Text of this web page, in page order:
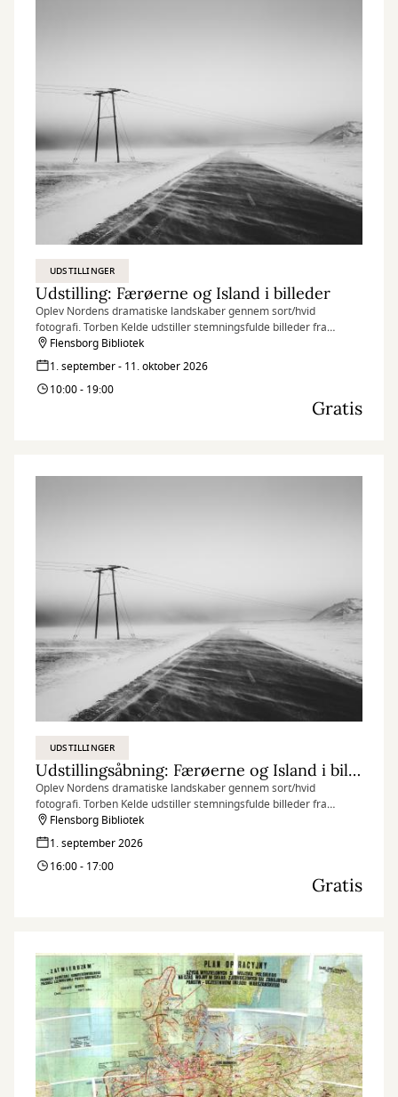
UDSTILLINGER
Udstilling: Færøerne og Island i billeder
Oplev Nordens dramatiske landskaber gennem sort/hvid
fotografi. Torben Kelde udstiller stemningsfulde billeder fra
Færøerne og Island, hvor lys, kontrast og former er i centrum.
Flensborg Bibliotek
1. september - 11. oktober 2026
10:00 - 19:00
Gratis
UDSTILLINGER
Udstillingsåbning: Færøerne og Island i billeder
Oplev Nordens dramatiske landskaber gennem sort/hvid
fotografi. Torben Kelde udstiller stemningsfulde billeder fra
Færøerne og Island, hvor lys, kontrast og former er i centrum. Vær
med til ferniseringen den 1. september på Flensborg Bibliotek.
Flensborg Bibliotek
1. september 2026
16:00 - 17:00
Gratis